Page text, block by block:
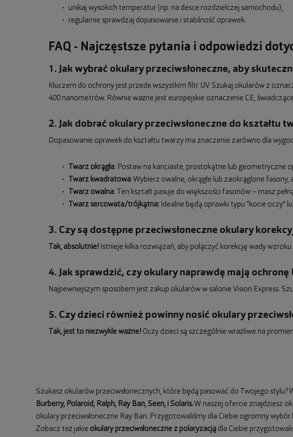
unikaj wysokich temperatur (np. na desce rozdzielczej samochodu),
regularnie sprawdzaj dopasowanie i stabilność oprawek.
FAQ - Najczęstsze pytania i odpowiedzi
1. Jak wybrać okulary przeciwsłoneczne, aby
Kluczem do ochrony jest przede wszystkim filtr UV. Szukaj okularów z
400 nanometrów. Równie ważne jest europejskie oznaczenie CE,
2. Jak dobrać okulary przeciwsłoneczne do kształtu
Dopasowanie oprawek do kształtu twarzy ma znaczenie zarówno dla
Twarz okrągła: Postaw na kanciaste, prostokątne lub geometryczne
Twarz kwadratowa: Wybierz owalne, okrągłe lub zaokrąglone fasony,
Twarz owalna: Ten kształt pasuje do większości fasonów – masz
Twarz sercowata/trójkątna: Idealne będą oprawki typu "kocie oczy"
3. Czy są dostępne przeciwsłoneczne okulary
Tak, absolutnie! Istnieje kilka rozwiązań, aby połączyć korekcję wady
4. Jak sprawdzić, czy okulary naprawdę mają ochronę
Najpewniejszym sposobem jest zakup okularów w salonie Vision Express.
5. Czy dzieci również powinny nosić okulary
Tak, jest to niezwykle ważne! Oczy dzieci są szczególnie wrażliwe na
Szukasz okularów przeciwsłonecznych, które będą pasować do Twojego
Burberry, Polaroid, Ralph, Ray Ban, Seen, i Solaris. W naszej ofercie znajdziesz
okulary przeciwsłoneczne Ray Ban. Przygotowaliśmy dla Ciebie ogromny
Zobacz też jakie okulary przeciwsłoneczne z polaryzacją dla Ciebie